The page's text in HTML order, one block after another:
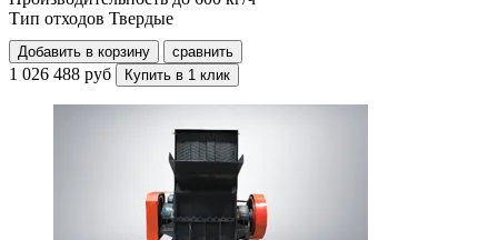
Тип отходов Твердые
Добавить в корзину сравнить
1 026 488 руб Купить в 1 клик